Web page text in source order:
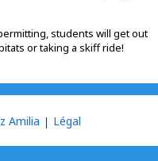
students will get out
or taking a skiff ride!
Amilia Légal